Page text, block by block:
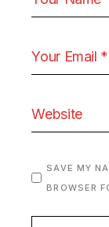
SAVE MY
BROWSER